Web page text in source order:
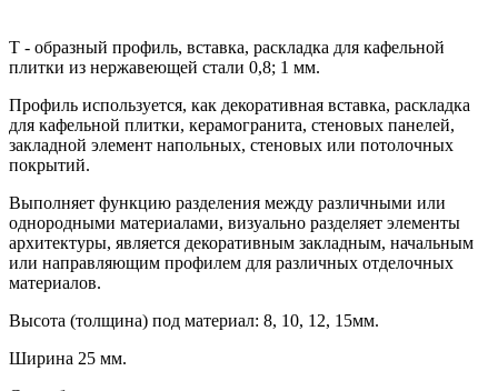
Т - образный профиль, вставка, раскладка для кафельной
плитки из нержавеющей стали 0,8; 1 мм.
Профиль используется, как декоративная вставка, раскладка
для кафельной плитки, керамогранита, стеновых панелей,
закладной элемент напольных, стеновых или потолочных
покрытий.
Выполняет функцию разделения между различными или
однородными материалами, визуально разделяет элементы
архитектуры, является декоративным закладным, начальным
или направляющим профилем для различных отделочных
материалов.
Высота (толщина) под материал: 8, 10, 12, 15мм.
Ширина 25 мм.